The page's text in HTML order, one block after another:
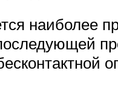
наиболее